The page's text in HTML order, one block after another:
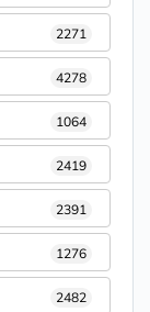
2271
4278
1064
2419
2391
1276
2482